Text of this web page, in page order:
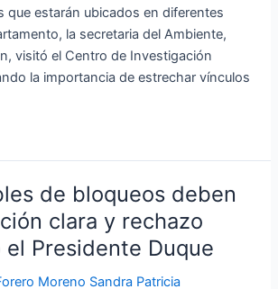
que estarán ubicados en diferentes
la secretaria del Ambiente,
visitó el Centro de Investigación
la importancia de estrechar vínculos
de bloqueos deben
clara y rechazo
Presidente Duque
Moreno Sandra Patricia